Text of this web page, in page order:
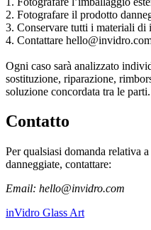
2. Fotografare il prodotto
3. Conservare tutti i materiali di
4. Contattare
Ogni caso sarà analizzato
sostituzione, riparazione,
soluzione concordata tra le parti.
Contatto
Per qualsiasi domanda relativa
danneggiate, contattare:
Email: hello@invidro.com
inVidro Glass Art